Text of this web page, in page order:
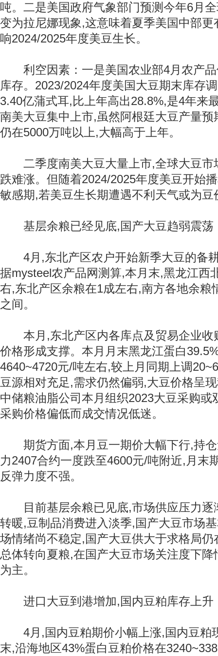
吨。二是美国政府气象部门预测今年6月
变为拉尼娜现象,这意味着夏季美国中部
响2024/2025年度美豆生长。
利空因素：一是美国农业部4月农产品
库存。2023/2024年度美国大豆期末库存
3.40亿蒲式耳,比上年高出28.8%,是4年来
南美大豆集中上市,虽然阿根廷大豆产量
仍在5000万吨以上,大幅高于上年。
二季度南美大豆大量上市,全球大豆市
跌难涨。但随着2024/2025年度美豆开始
敏感期,若美豆生长期遭遇不利天气或为
基层余粮已经见底,国产大豆趋弱震荡
4月,东北产区农户开始新季大豆的备
据mysteel农产品网测算,本月末,黑龙江西
右,东北产区余粮在1成左右,南方各地余粮
之间。
本月,东北产区内各库点及贸易企业收
价格形成支撑。本月月末黑龙江蛋白
4640~4720元/吨左右,较上月同期上调
豆源相对充足,需求仍然偏弱,大豆价格呈
中储粮油脂公司本月组织2023大豆采购或
采购价格偏低而成交情况低迷。
期货方面,本月豆一期价大幅下行,持仓
力2407合约一度跌至4600元/吨附近,月末
反弹力度不强。
目前基层余粮已见底,市场供应压力逐
转暖,豆制品消费进入淡季,国产大豆市场
场情绪尚不稳定,国产大豆供大于求格局
总体转向夏粮,在国产大豆市场关注度下
为主。
进口大豆到港增加,国内豆粕库存上升
4月,国内豆粕期价小幅上涨,国内豆粕
末,沿海地区43%蛋白豆粕价格在